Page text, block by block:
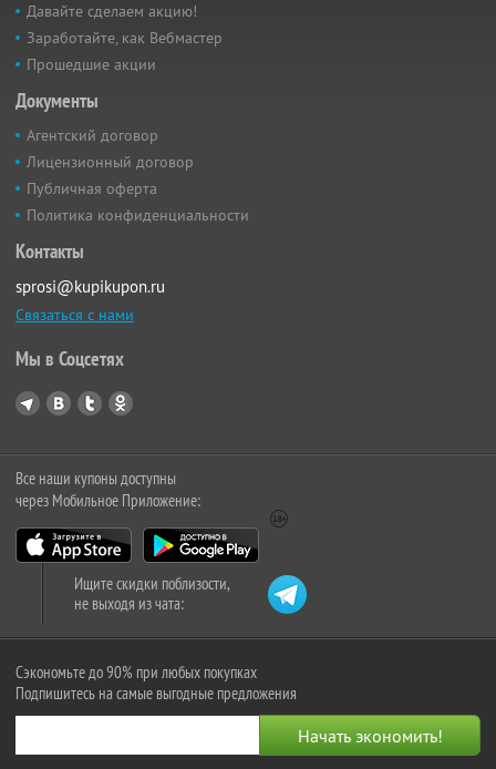
Давайте сделаем акцию!
Заработайте, как Вебмастер
Прошедшие акции
Документы
Агентский договор
Лицензионный договор
Публичная оферта
Политика конфиденциальности
Контакты
sprosi@kupikupon.ru
Связаться с нами
Мы в Соцсетях
Все наши купоны доступны
через Мобильное Приложение:
Ищите скидки поблизости,
не выходя из чата:
Сэкономьте до 90% при любых покупках
Подпишитесь на самые выгодные предложения